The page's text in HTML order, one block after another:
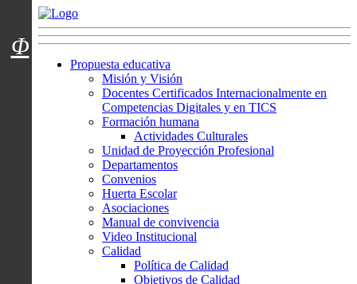
Menú usuarios
Propuesta educativa
Misión y Visión
Docentes Certificados Internacionalmente en
Competencias Digitales y en TICS
Formación humana
Actividades Culturales
Unidad de Proyección Profesional
Departamentos
Convenios
Huerta Escolar
Asociaciones
Manual de convivencia
Video Institucional
Calidad
Política de Calidad
Objetivos de Calidad
Φ